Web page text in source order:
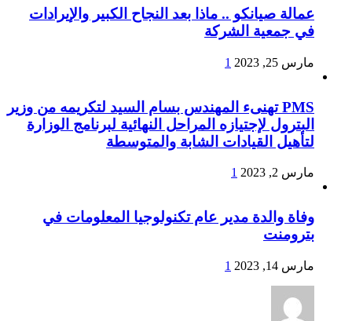
عمالة صيانكو .. ماذا بعد النجاح الكبير والإيرادات
في جمعية الشركة
مارس 25, 2023 1
PMS تهنىء المهندس بسام السيد لتكريمه من وزير
البترول لإجتيازه المراحل النهائية لبرنامج الوزارة
لتأهيل القيادات الشابة والمتوسطة
مارس 2, 2023 1
وفاة والدة مدير عام تكنولوجيا المعلومات في
بترومنت
مارس 14, 2023 1